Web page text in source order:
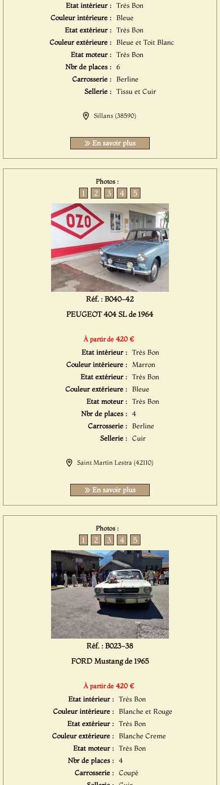
Etat intérieur : Très Bon
Couleur intérieure : Bleue
Etat extérieur : Très Bon
Couleur extérieure : Bleue et Toit Blanc
Etat moteur : Très Bon
Nbr de places : 6
Carrosserie : Berline
Sellerie : Tissu et Cuir
Sillans (38590)
En savoir plus
Photos :
1 2 3 4 5
Réf. : B040-42
PEUGEOT 404 SL de 1964
À partir de 420 €
Etat intérieur : Très Bon
Couleur intérieure : Marron
Etat extérieur : Très Bon
Couleur extérieure : Bleue
Etat moteur : Très Bon
Nbr de places : 4
Carrosserie : Berline
Sellerie : Cuir
Saint Martin Lestra (42110)
En savoir plus
Photos :
1 2 3 4 5
Réf. : B023-38
FORD Mustang de 1965
À partir de 420 €
Etat intérieur : Très Bon
Couleur intérieure : Blanche et Rouge
Etat extérieur : Très Bon
Couleur extérieure : Blanche Creme
Etat moteur : Très Bon
Nbr de places : 4
Carrosserie : Coupé